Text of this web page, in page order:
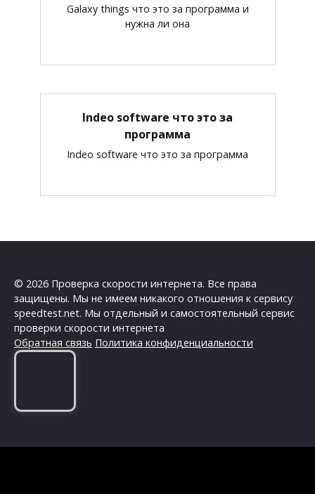
Galaxy things что это за программа и
нужна ли она
Indeo software что это за
программа
Indeo software что это за программа
© 2026 Проверка скорости интернета. Все права
защищены. Мы не имеем никакого отношения к сервису
speedtest.net. Мы отдельный и самостоятельный сервис
проверки скорости интернета
Обратная связь Политика конфиденциальности